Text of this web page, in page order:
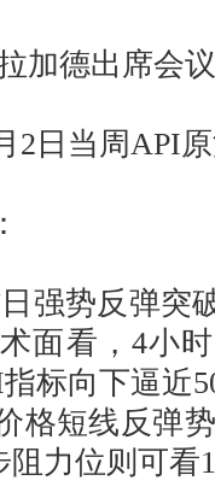
德出席会议
日当周API
势反弹突
面看，4小
标向下逼近
格短线反弹
力位则可看